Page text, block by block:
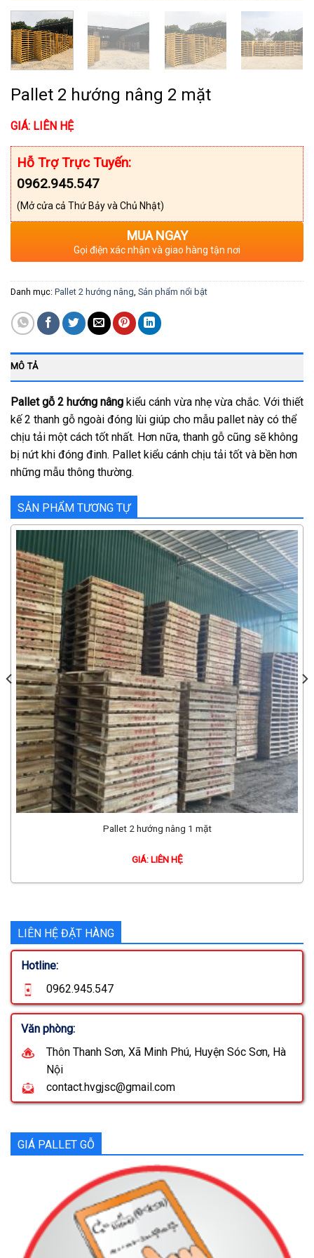
Pallet 2 hướng nâng 2 mặt
GIÁ: LIÊN HỆ
Hỗ Trợ Trực Tuyến:
0962.945.547
(Mở cửa cả Thứ Bảy và Chủ Nhật)
MUA NGAY
Gọi điện xác nhận và giao hàng tận nơi
Danh mục: Pallet 2 hướng nâng, Sản phẩm nổi bật
MÔ TẢ
Pallet gỗ 2 hướng nângkiểu cánh vừa nhẹ vừa chắc. Với thiết
kế 2 thanh gỗ ngoài đóng lùi giúp cho mẫu pallet này có thể
chịu tải một cách tốt nhất. Hơn nữa, thanh gỗ cũng sẽ không
bị nứt khi đóng đinh. Pallet kiểu cánh chịu tải tốt và bền hơn
những mẫu thông thường.
SẢN PHẨM TƯƠNG TỰ
Pallet 2 hướng nâng 1 mặt
GIÁ: LIÊN HỆ
LIÊN HỆ ĐẶT HÀNG
Hotline:
0962.945.547
Văn phòng:
Thôn Thanh Sơn, Xã Minh Phú, Huyện Sóc Sơn, Hà
Nội
contact.hvgjsc@gmail.com
GIÁ PALLET GỖ